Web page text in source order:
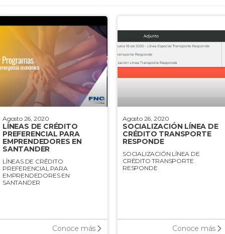
Internacionalización
Infraestructura Logística
Articulación Institucional
Agosto 26, 2020
LÍNEAS DE CRÉDITO
PREFERENCIAL PARA
EMPRENDEDORES EN
SANTANDER
LÍNEAS DE CRÉDITO
PREFERENCIAL PARA
EMPRENDEDORES EN
SANTANDER
Conoce más
Agosto 26, 2020
SOCIALIZACIÓN LÍNEA DE
CRÉDITO TRANSPORTE
RESPONDE
SOCIALIZACIÓN LÍNEA DE
CRÉDITO TRANSPORTE
RESPONDE
Conoce más